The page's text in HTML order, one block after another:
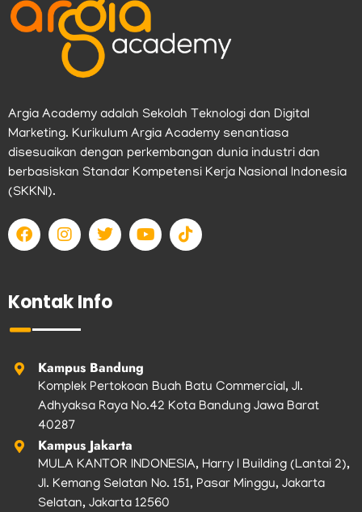
Argia Academy adalah Sekolah Teknologi dan Digital
Marketing. Kurikulum Argia Academy senantiasa
disesuaikan dengan perkembangan dunia industri dan
berbasiskan Standar Kompetensi Kerja Nasional Indonesia
(SKKNI).
F
a
c
o
o
k
I
n
s
a
g
a
T
w
i
e
Y
o
u
T
i
k
Kontak Info
Kampus Bandung
Komplek Pertokoan Buah Batu Commercial, Jl.
Adhyaksa Raya No.42 Kota Bandung Jawa Barat
40287
Kampus Jakarta
MULA KANTOR INDONESIA, Harry I Building (Lantai 2),
Jl. Kemang Selatan No. 151, Pasar Minggu, Jakarta
Selatan, Jakarta 12560